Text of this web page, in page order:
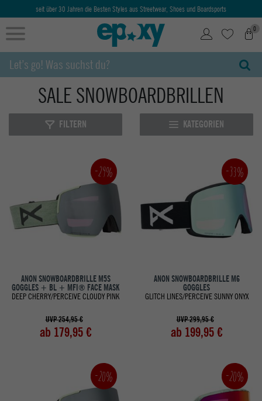
seit über 30 Jahren die Besten Styles aus Streetwear, Shoes und Boardsports
0
SALE SNOWBOARDBRILLEN
FILTERN KATEGORIEN
-29%
ANON SNOWBOARDBRILLE M5S
GOGGLES + BL + MFI® FACE MASK
DEEP CHERRY/PERCEIVE CLOUDY PINK
UVP 254,95 €
ab 179,95 €
-33%
ANON SNOWBOARDBRILLE M6
GOGGLES
GLITCH LINES/PERCEIVE SUNNY ONYX
UVP 299,95 €
ab 199,95 €
-20% -20%